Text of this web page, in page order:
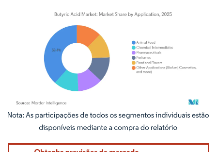
Imagem © Mordor Intelligence. O reuso requer atribuição conforme CC BY 4.0.